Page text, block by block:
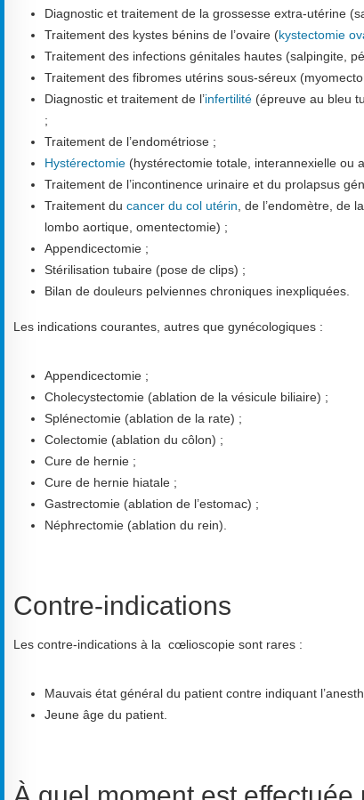
Diagnostic et traitement de la grossesse extra-utérine
Traitement des kystes bénins de l’ovaire (kystectomie
Traitement des infections génitales hautes (salpingite,
Traitement des fibromes utérins sous-séreux
Diagnostic et traitement de l’infertilité (épreuve au bleu
;
Traitement de l’endométriose ;
Hystérectomie (hystérectomie totale, interannexielle ou
Traitement de l’incontinence urinaire et du prolapsus
Traitement du cancer du col utérin, de l’endomètre, de
lombo aortique, omentectomie) ;
Appendicectomie ;
Stérilisation tubaire (pose de clips) ;
Bilan de douleurs pelviennes chroniques inexpliquées.
Les indications courantes, autres que gynécologiques :
Appendicectomie ;
Cholecystectomie (ablation de la vésicule biliaire) ;
Splénectomie (ablation de la rate) ;
Colectomie (ablation du côlon) ;
Cure de hernie ;
Cure de hernie hiatale ;
Gastrectomie (ablation de l’estomac) ;
Néphrectomie (ablation du rein).
Contre-indications
Les contre-indications à la cœlioscopie sont rares :
Mauvais état général du patient contre indiquant
Jeune âge du patient.